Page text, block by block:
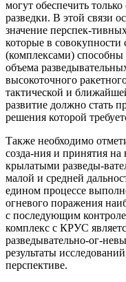
могут обеспечить
разведки. В этой связи
значение перспек-
которые в
(комплексами)
объема
высокоточного
тактической и
развитие должно стать
решения которой
Также необходимо
созда-ния и принятия
крылатыми разведы-
малой и средней
едином процессе
огневого поражения
с последующим
комплекс с КРУС
разведывательно-ог-
результаты
перспективе.